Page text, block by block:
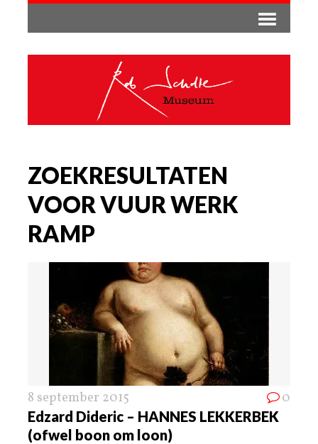
ZOEKRESULTATEN
VOOR VUUR WERK
RAMP
8 september 2015 0
Edzard Dideric – HANNES LEKKERBEK
(ofwel boon om loon)